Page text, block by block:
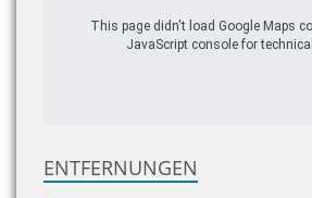
This page didn't load Google Maps
JavaScript console for
ENTFERNUNGEN